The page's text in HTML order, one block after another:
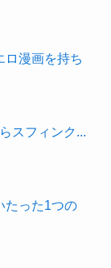
ロ漫画を持ち
スフィンク...
たった1つの